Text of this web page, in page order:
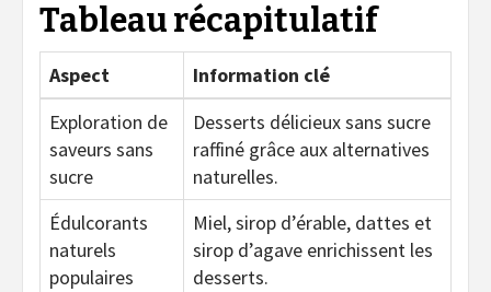
Tableau récapitulatif
Aspect
Information clé
Exploration de
saveurs sans
sucre
Desserts délicieux sans sucre
raffiné grâce aux alternatives
naturelles.
Édulcorants
naturels
populaires
Miel, sirop d’érable, dattes et
sirop d’agave enrichissent les
desserts.